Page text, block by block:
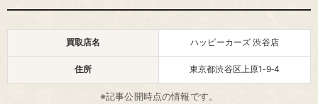
買取店名 ハッピーカーズ 渋谷店
住所 東京都渋谷区上原1‑9‑4
※記事公開時点の情報です。